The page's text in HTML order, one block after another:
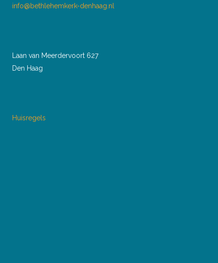
info@bethlehemkerk-denhaag.nl
Laan van Meerdervoort 627
Den Haag
Huisregels